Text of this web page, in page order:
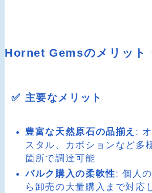
Hornet Gemsのメリット
✅ 主要なメリット
豊富な天然原石の品揃え :
スタル、カボションなど多
箇所で調達可能
バルク購入の柔軟性: 個人
ら卸売の大量購入まで対応